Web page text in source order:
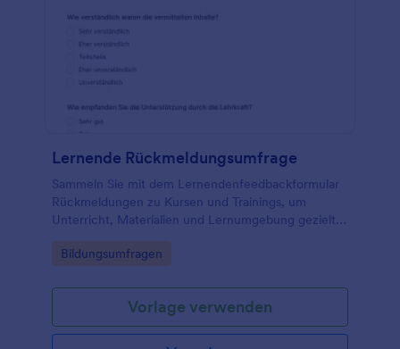
Lernende Rückmeldungsumfrage
Sammeln Sie mit dem Lernendenfeedbackformular
Rückmeldungen zu Kursen und Trainings, um
Unterricht, Materialien und Lernumgebung gezielt
zu verbessern, ideal für Schulen, Bildungsträger und
interne Weiterbildungen.
Go to Category:
Bildungsumfragen
Vorlage verwenden